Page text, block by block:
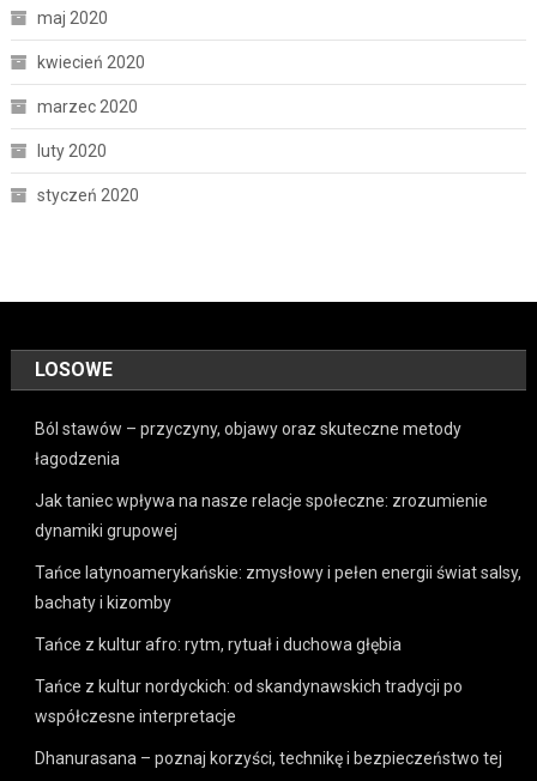
maj 2020
kwiecień 2020
marzec 2020
luty 2020
styczeń 2020
LOSOWE
Ból stawów – przyczyny, objawy oraz skuteczne metody
łagodzenia
Jak taniec wpływa na nasze relacje społeczne: zrozumienie
dynamiki grupowej
Tańce latynoamerykańskie: zmysłowy i pełen energii świat salsy,
bachaty i kizomby
Tańce z kultur afro: rytm, rytuał i duchowa głębia
Tańce z kultur nordyckich: od skandynawskich tradycji po
współczesne interpretacje
Dhanurasana – poznaj korzyści, technikę i bezpieczeństwo tej